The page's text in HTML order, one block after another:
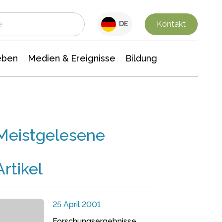
DE Kontakt
Medien & Ereignisse Bildung
25 April 2001